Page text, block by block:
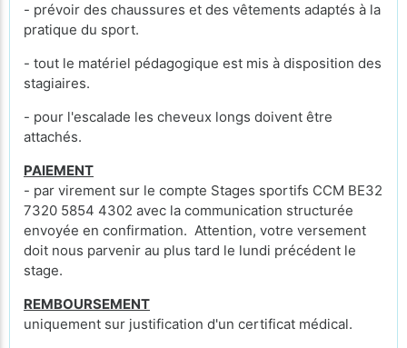
- prévoir des chaussures et des vêtements adaptés à la
pratique du sport.
- tout le matériel pédagogique est mis à disposition des
stagiaires.
- pour l'escalade les cheveux longs doivent être
attachés.
PAIEMENT
- par virement sur le compte Stages sportifs CCM BE32
7320 5854 4302 avec la communication structurée
envoyée en confirmation. Attention, votre versement
doit nous parvenir au plus tard le lundi précédent le
stage.
REMBOURSEMENT
uniquement sur justification d'un certificat médical.